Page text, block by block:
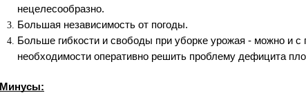
нецелесообразно.
Большая независимость от погоды.
Больше гибкости и свободы при уборке урожая - можно и
необходимости оперативно решить проблему дефицита
Минусы: